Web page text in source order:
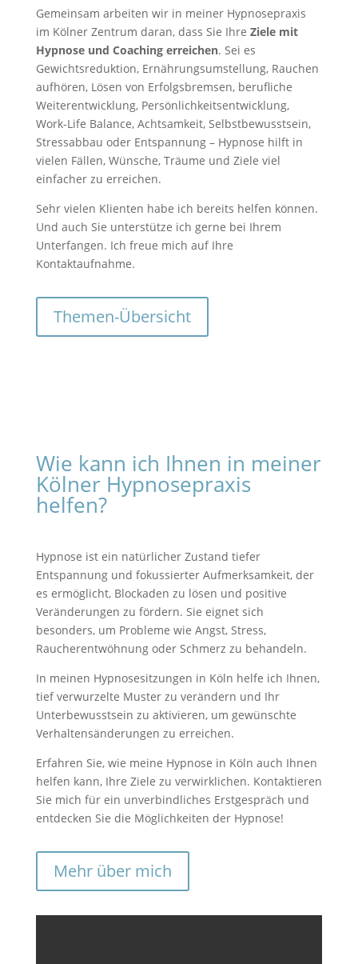
Gemeinsam arbeiten wir in meiner Hypnosepraxis
im Kölner Zentrum daran, dass Sie Ihre Ziele mit
Hypnose und Coaching erreichen. Sei es
Gewichtsreduktion, Ernährungsumstellung, Rauchen
aufhören, Lösen von Erfolgsbremsen, berufliche
Weiterentwicklung, Persönlichkeitsentwicklung,
Work-Life Balance, Achtsamkeit, Selbstbewusstsein,
Stressabbau oder Entspannung – Hypnose hilft in
vielen Fällen, Wünsche, Träume und Ziele viel
einfacher zu erreichen.
Sehr vielen Klienten habe ich bereits helfen können.
Und auch Sie unterstütze ich gerne bei Ihrem
Unterfangen. Ich freue mich auf Ihre
Kontaktaufnahme.
Themen-Übersicht
Wie kann ich Ihnen in meiner
Kölner Hypnosepraxis
helfen?
Hypnose ist ein natürlicher Zustand tiefer
Entspannung und fokussierter Aufmerksamkeit, der
es ermöglicht, Blockaden zu lösen und positive
Veränderungen zu fördern. Sie eignet sich
besonders, um Probleme wie Angst, Stress,
Raucherentwöhnung oder Schmerz zu behandeln.
In meinen Hypnosesitzungen in Köln helfe ich Ihnen,
tief verwurzelte Muster zu verändern und Ihr
Unterbewusstsein zu aktivieren, um gewünschte
Verhaltensänderungen zu erreichen.
Erfahren Sie, wie meine Hypnose in Köln auch Ihnen
helfen kann, Ihre Ziele zu verwirklichen. Kontaktieren
Sie mich für ein unverbindliches Erstgespräch und
entdecken Sie die Möglichkeiten der Hypnose!
Mehr über mich